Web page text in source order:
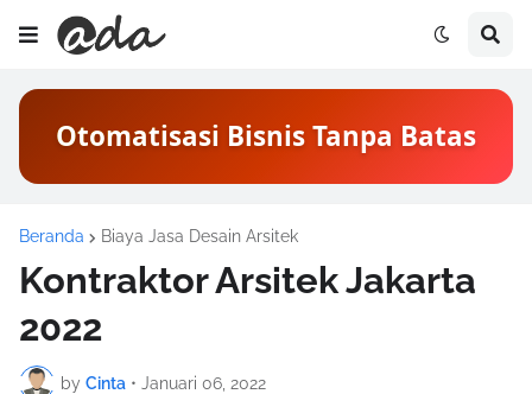
Otomatisasi Bisnis Tanpa Batas
Beranda Biaya Jasa Desain Arsitek
Kontraktor Arsitek Jakarta
2022
by Cinta • Januari 06, 2022